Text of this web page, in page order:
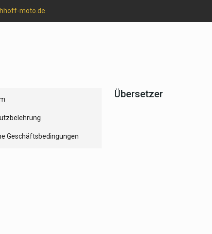
moto.de
Geschäftsbedingungen
Übersetzer